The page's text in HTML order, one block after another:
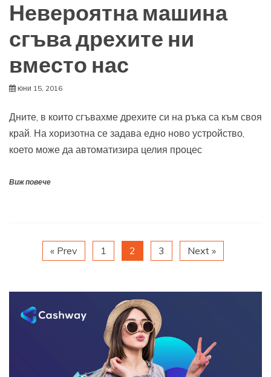
Невероятна машина
сгъва дрехите ни
вместо нас
юни 15, 2016
Дните, в които сгъвахме дрехите си на ръка са към своя
край. На хоризотна се задава едно ново устройство,
което може да автоматизира целия процес
Виж повече
« Prev 1 2 3 Next »